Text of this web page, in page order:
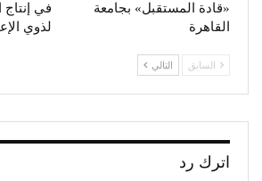
«قادة المستقبل» بجامعة
القاهرة
في إنتاج
لذوي
السابق التالي
اترك رد